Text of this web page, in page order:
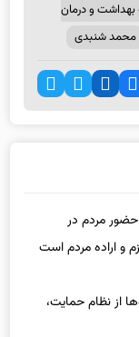
و درمان
محمد شنبدی
مردم در
و اراده مردم است
از نظام حمایت،